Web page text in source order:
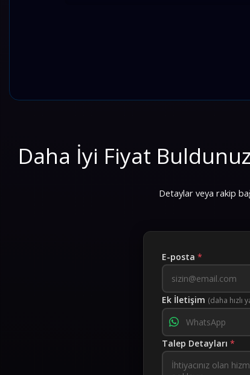
Daha İyi Fiyat
Detaylar veya rakip
E-posta *
Ek İletişim (daha hızlı
Talep Detayları *